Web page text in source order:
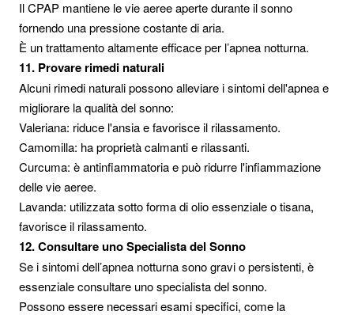
Il CPAP mantiene le vie aeree aperte durante il sonno
fornendo una pressione costante di aria.
È un trattamento altamente efficace per l’apnea notturna.
11. Provare rimedi naturali
Alcuni rimedi naturali possono alleviare i sintomi dell'apnea e
migliorare la qualità del sonno:
Valeriana: riduce l'ansia e favorisce il rilassamento.
Camomilla: ha proprietà calmanti e rilassanti.
Curcuma: è antinfiammatoria e può ridurre l'infiammazione
delle vie aeree.
Lavanda: utilizzata sotto forma di olio essenziale o tisana,
favorisce il rilassamento.
12. Consultare uno Specialista del Sonno
Se i sintomi dell’apnea notturna sono gravi o persistenti, è
essenziale consultare uno specialista del sonno.
Possono essere necessari esami specifici, come la